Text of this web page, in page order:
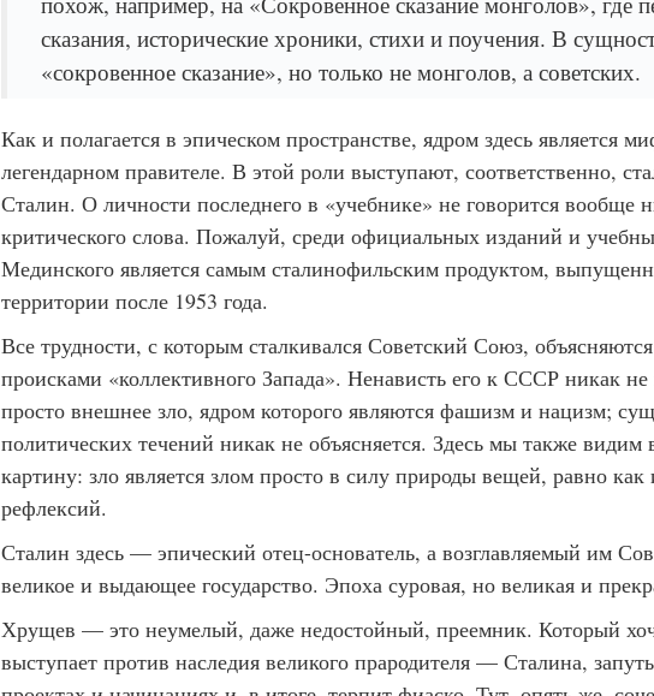
сказания, исторические хроники, стихи и поучения. В
«сокровенное сказание», но только не монголов, а советских.
Как и полагается в эпическом пространстве, ядром здесь является
легендарном правителе. В этой роли выступают, соответственно,
Сталин. О личности последнего в «учебнике» не говорится вообще
критического слова. Пожалуй, среди официальных изданий и
Мединского является самым сталинофильским продуктом,
территории после 1953 года.
Все трудности, с которым сталкивался Советский Союз,
происками «коллективного Запада». Ненависть его к СССР никак
просто внешнее зло, ядром которого являются фашизм и нацизм;
политических течений никак не объясняется. Здесь мы также
картину: зло является злом просто в силу природы вещей, равно
рефлексий.
Сталин здесь — эпический отец-основатель, а возглавляемый им
великое и выдающее государство. Эпоха суровая, но великая и
Хрущев — это неумелый, даже недостойный, преемник. Который
выступает против наследия великого прародителя — Сталина,